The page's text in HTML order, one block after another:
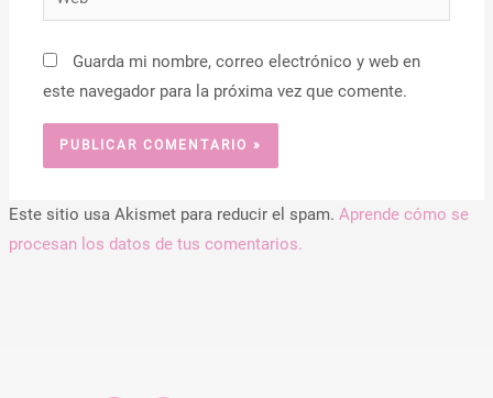
Guarda mi nombre, correo electrónico y web en
este navegador para la próxima vez que comente.
Este sitio usa Akismet para reducir el spam. Aprende cómo se
procesan los datos de tus comentarios.